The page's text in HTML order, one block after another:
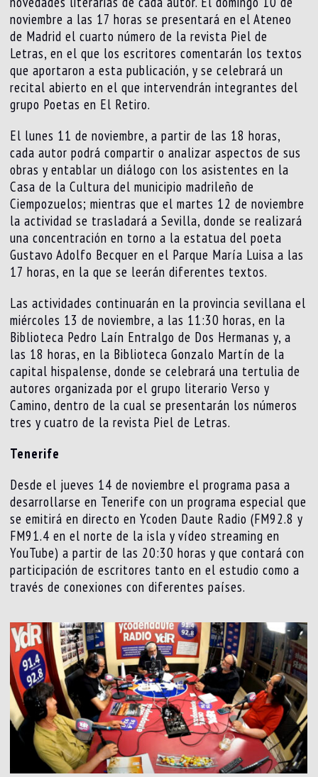
noviembre a las 17 horas se presentará en el Ateneo
de Madrid el cuarto número de la revista Piel de
Letras, en el que los escritores comentarán los textos
que aportaron a esta publicación, y se celebrará un
recital abierto en el que intervendrán integrantes del
grupo Poetas en El Retiro.
El lunes 11 de noviembre, a partir de las 18 horas,
cada autor podrá compartir o analizar aspectos de sus
obras y entablar un diálogo con los asistentes en la
Casa de la Cultura del municipio madrileño de
Ciempozuelos; mientras que el martes 12 de noviembre
la actividad se trasladará a Sevilla, donde se realizará
una concentración en torno a la estatua del poeta
Gustavo Adolfo Becquer en el Parque María Luisa a las
17 horas, en la que se leerán diferentes textos.
Las actividades continuarán en la provincia sevillana el
miércoles 13 de noviembre, a las 11:30 horas, en la
Biblioteca Pedro Laín Entralgo de Dos Hermanas y, a
las 18 horas, en la Biblioteca Gonzalo Martín de la
capital hispalense, donde se celebrará una tertulia de
autores organizada por el grupo literario Verso y
Camino, dentro de la cual se presentarán los números
tres y cuatro de la revista Piel de Letras.
Tenerife
Desde el jueves 14 de noviembre el programa pasa a
desarrollarse en Tenerife con un programa especial que
se emitirá en directo en Ycoden Daute Radio (FM92.8 y
FM91.4 en el norte de la isla y vídeo streaming en
YouTube) a partir de las 20:30 horas y que contará con
participación de escritores tanto en el estudio como a
través de conexiones con diferentes países.